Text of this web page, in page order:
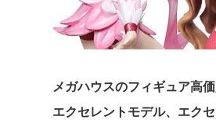
メガハウスのフィギュア高価
エクセレントモデル、エク